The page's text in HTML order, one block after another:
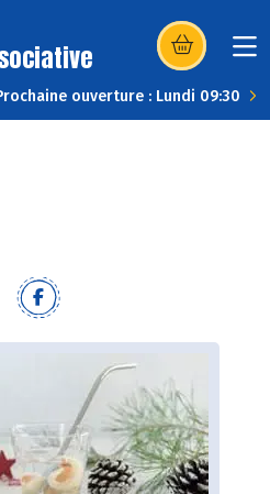
(s’ouvre dans
ouverture : Lundi 09:30